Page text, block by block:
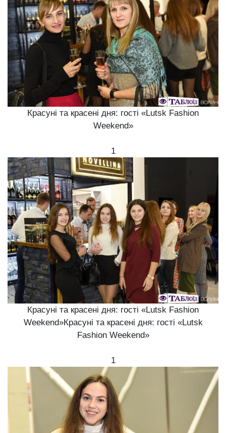
Красуні та красені дня: гості «Lutsk Fashion
Weekend»
1
Красуні та красені дня: гості «Lutsk Fashion
Weekend»Красуні та красені дня: гості «Lutsk
Fashion Weekend»
1